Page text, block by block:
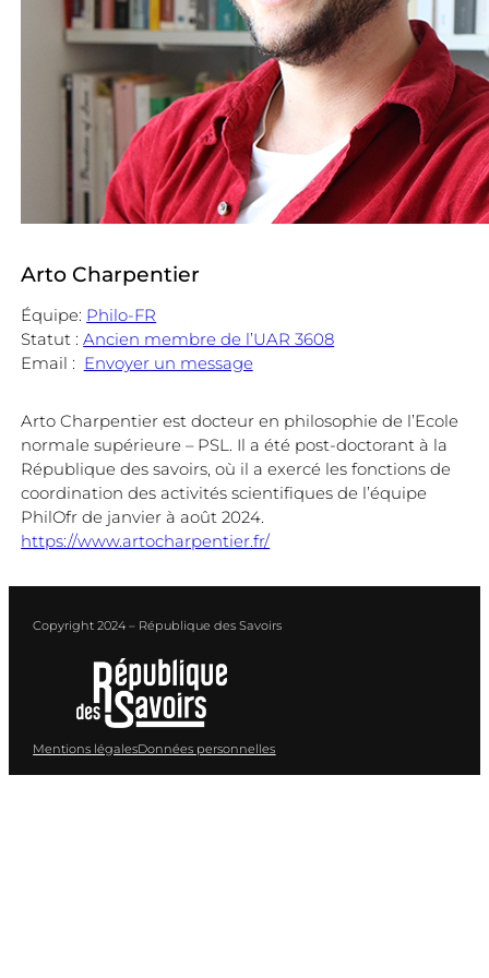
Arto Charpentier
Équipe: Philo-FR
Statut :Ancien membre de l’UAR 3608
Email : Envoyer un message
Arto Charpentier est docteur en philosophie de l’Ecole
normale supérieure – PSL. Il a été post-doctorant à la
République des savoirs, où il a exercé les fonctions de
coordination des activités scientifiques de l’équipe
PhilOfr de janvier à août 2024.
https://www.artocharpentier.fr/
Copyright 2024 – République des Savoirs
Mentions légalesDonnées personnelles